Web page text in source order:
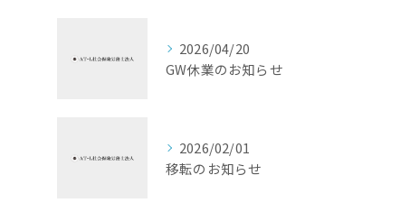
2026/04/20
GW休業のお知らせ
2026/02/01
移転のお知らせ